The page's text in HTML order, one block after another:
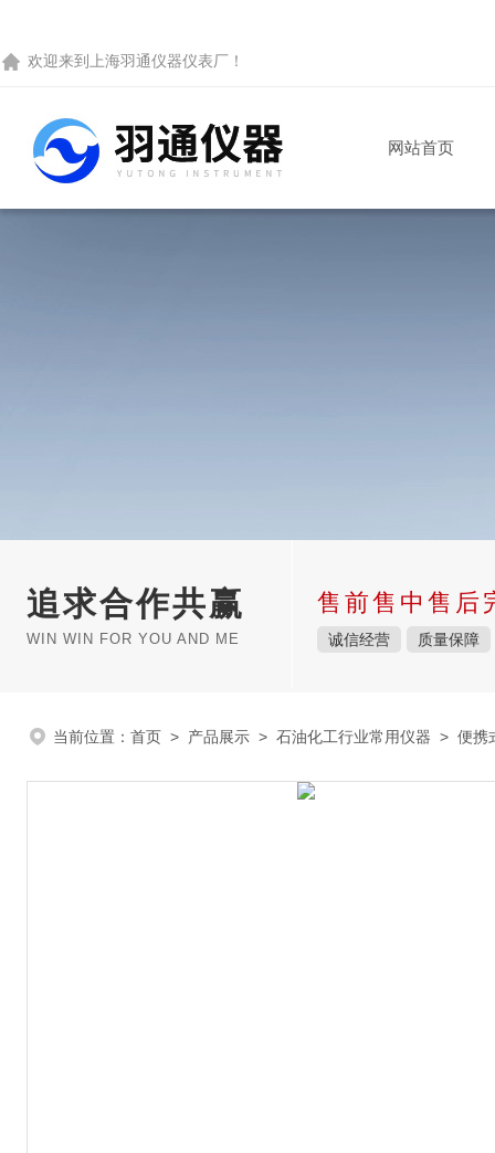
欢迎来到 上海羽通仪器仪表厂 ！
网站首页
追求合作共赢
WIN WIN FOR YOU AND ME
售前售中售后
诚信经营 质量保障
当前位置： 首页 > 产品展示 > 石油化工行业常用仪器 > 便携